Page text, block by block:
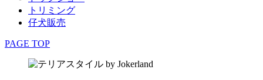
トリミング
仔犬販売
PAGE TOP